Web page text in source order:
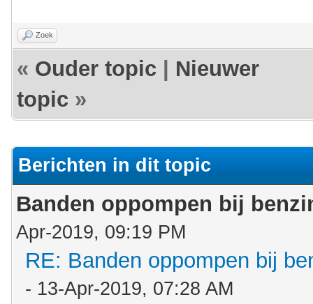
Zoek
« Ouder topic
Nieuwer
topic »
Berichten in dit topic
Banden oppompen bij
Apr-2019, 09:19 PM
RE: Banden oppompen bij
- 13-Apr-2019, 07:28 AM